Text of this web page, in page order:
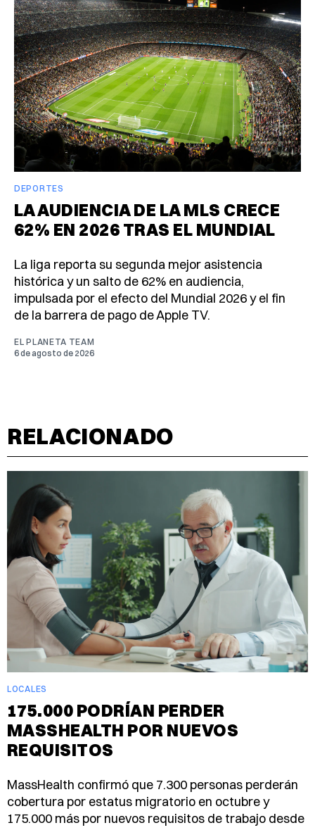
DEPORTES
LA AUDIENCIA DE LA MLS CRECE
62% EN 2026 TRAS EL MUNDIAL
La liga reporta su segunda mejor asistencia
histórica y un salto de 62% en audiencia,
impulsada por el efecto del Mundial 2026 y el fin
de la barrera de pago de Apple TV.
EL PLANETA TEAM
6 de agosto de 2026
RELACIONADO
LOCALES
175.000 PODRÍAN PERDER
MASSHEALTH POR NUEVOS
REQUISITOS
MassHealth confirmó que 7.300 personas perderán
cobertura por estatus migratorio en octubre y
175.000 más por nuevos requisitos de trabajo desde